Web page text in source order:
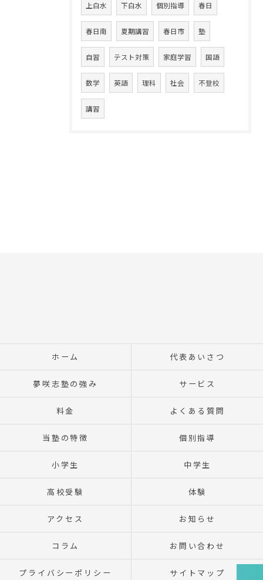
上白水 下白水 個別指導 春日
春日南 夏期講習 春日市 塾
自習 テスト対策 家庭学習 国語
数学 英語 理科 社会 不登校
講習
ホーム 代表あいさつ
夢咲志塾の強み サービス
料金 よくある質問
当塾の特徴 個別指導
小学生 中学生
高校受験 体験
アクセス お知らせ
コラム お問い合わせ
プライバシーポリシー サイトマップ